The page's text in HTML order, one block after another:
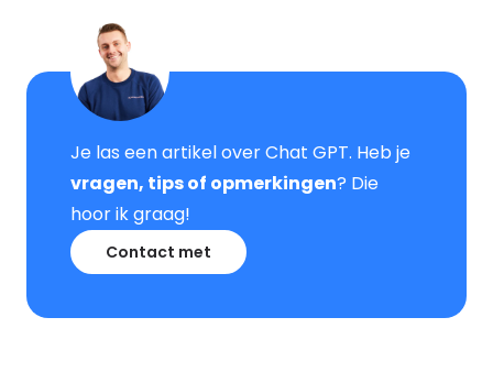
Je las een artikel over Chat GPT. Heb je
vragen, tips of opmerkingen? Die
hoor ik graag!
Contact met